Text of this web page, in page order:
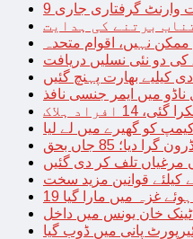
نہیں، اقوام متحدہ
کی دو نئی نسلیں دریافت
کیلیے بھارت پہنچ گئیں
میں ایمر جنسی نافذ
ہلاک
کیمپ کو گھیرے میں لے لیا
85 جاں بحق
مرغیاں تلف کر دی گئیں
کیلئے قوانین مزید سخت
غزہ میں مارا گیا
پانی میں ڈوب گیا